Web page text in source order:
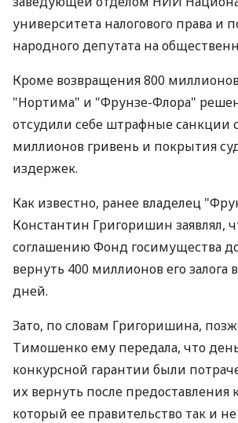
университета налогового права
народного депутата на
Кроме возвращения 800
"Нортима" и "Фрунзе-Флора"
отсудили себе штрафные санкции
миллионов гривень и покрытия
издержек.
Как известно, ранее владелец
Константин Григоришин заявлял,
соглашению Фонд госимущества
вернуть 400 миллионов его залога
дней.
Зато, по словам Григоришина,
Тимошенко ему передала, что
конкурсной гарантии были
их вернуть после
который ее правительство так и